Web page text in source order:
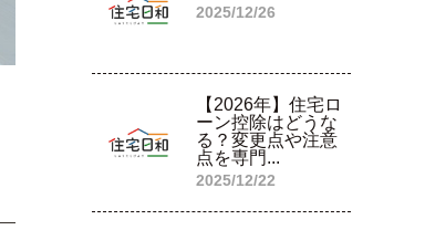
2025/12/26
【2026年】住宅ロ
ーン控除はどうな
る？変更点や注意
点を専門...
2025/12/22